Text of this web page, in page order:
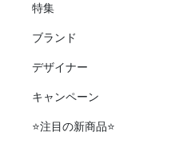
特集
ブランド
デザイナー
キャンペーン
⭐️注目の新商品⭐️